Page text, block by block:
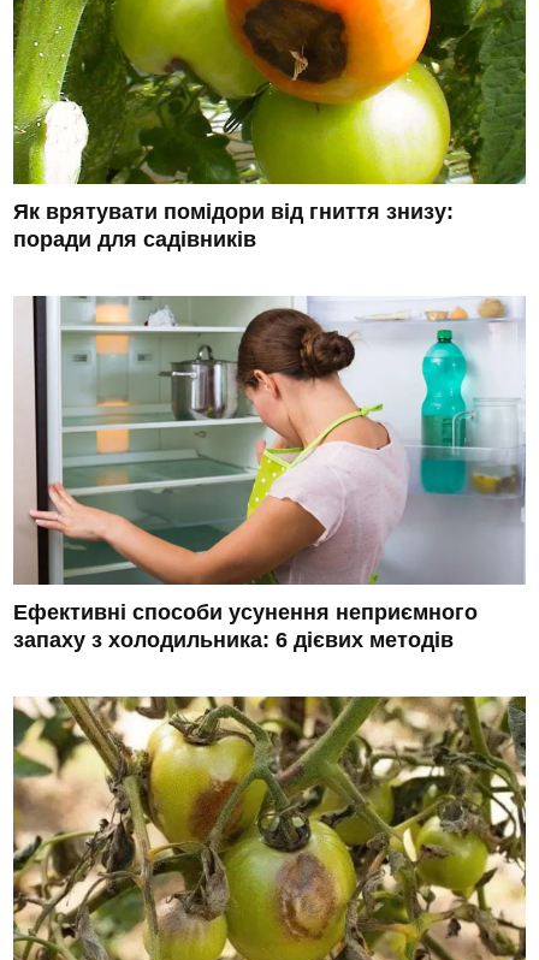
Як врятувати помідори від гниття знизу:
поради для садівників
Ефективні способи усунення неприємного
запаху з холодильника: 6 дієвих методів